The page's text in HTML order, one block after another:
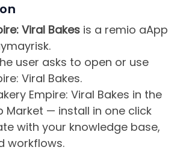
Viral Bakes is a remio aApp
user asks to open or use
Viral Bakes.
Empire: Viral Bakes in the
Market — install in one click
with your knowledge base,
workflows.